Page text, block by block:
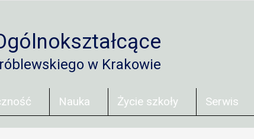
w Krakowie
Nauka Życie szkoły Serwis